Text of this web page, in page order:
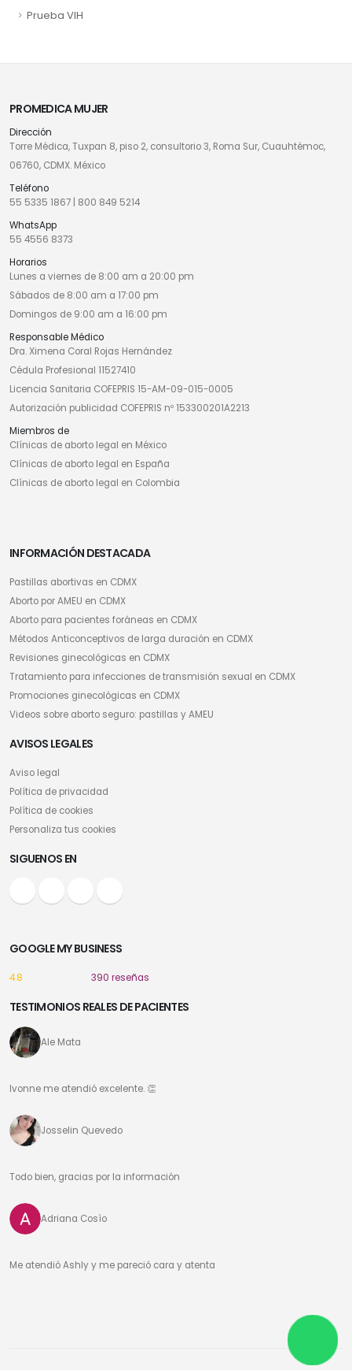
Prueba VIH
PROMEDICA MUJER
Dirección
Torre Médica, Tuxpan 8, piso 2, consultorio 3, Roma Sur, Cuauhtémoc,
06760, CDMX. México
Teléfono
55 5335 1867 | 800 849 5214
WhatsApp
55 4556 8373
Horarios
Lunes a viernes de 8:00 am a 20:00 pm
Sábados de 8:00 am a 17:00 pm
Domingos de 9:00 am a 16:00 pm
Responsable Médico
Dra. Ximena Coral Rojas Hernández
Cédula Profesional 11527410
Licencia Sanitaria COFEPRIS 15-AM-09-015-0005
Autorización publicidad COFEPRIS nº 153300201A2213
Miembros de
Clínicas de aborto legal en México
Clínicas de aborto legal en España
Clínicas de aborto legal en Colombia
INFORMACIÓN DESTACADA
Pastillas abortivas en CDMX
Aborto por AMEU en CDMX
Aborto para pacientes foráneas en CDMX
Métodos Anticonceptivos de larga duración en CDMX
Revisiones ginecológicas en CDMX
Tratamiento para infecciones de transmisión sexual en CDMX
Promociones ginecológicas en CDMX
Videos sobre aborto seguro: pastillas y AMEU
AVISOS LEGALES
Aviso legal
Política de privacidad
Política de cookies
Personaliza tus cookies
SIGUENOS EN
GOOGLE MY BUSINESS
4.8 390 reseñas
TESTIMONIOS REALES DE PACIENTES
Ale Mata
Ivonne me atendió excelente. 👏
Josselin Quevedo
Todo bien, gracias por la información
Adriana Cosìo
Me atendió Ashly y me pareció cara y atenta